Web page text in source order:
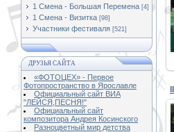
1 Смена - Большая Перемена [4]
1 Смена - Визитка [98]
Участники фестиваля [521]
ДРУЗЬЯ САЙТА
«ФОТОЦЕХ» - Первое
Фотопространство в Ярославле
Официальный сайт ВИА
"ЛЕЙСЯ,ПЕСНЯ!"
Официальный сайт
композитора Андрея Косинского
Разноцветный мир детства